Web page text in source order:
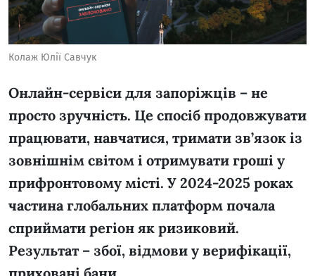
Колаж Юлії Савчук
Онлайн-сервіси для запоріжців – не
просто зручність. Це спосіб продовжувати
працювати, навчатися, тримати зв’язок із
зовнішнім світом і отримувати гроші у
прифронтовому місті. У 2024-2025 роках
частина глобальних платформ почала
сприймати регіон як ризиковий.
Результат – збої, відмови у верифікації,